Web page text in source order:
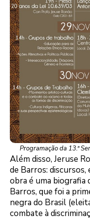
Programação da 13.ª
Além disso, Jeruse
de Barros:
obra é uma biografia
Barros, que foi a
negra do Brasil
combate à